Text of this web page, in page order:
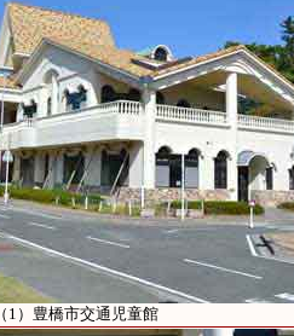
（1）豊橋市交通児童館